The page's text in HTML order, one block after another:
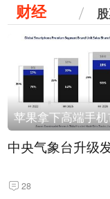
财经
中央气象台升级
28